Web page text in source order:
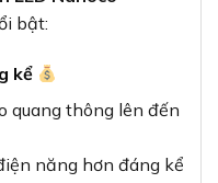
bật:
kể
quang thông lên đến
năng hơn đáng kể